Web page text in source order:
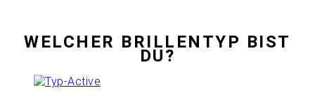
WELCHER BRILLENTYP BIST
DU?